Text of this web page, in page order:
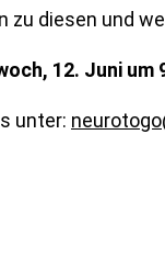
zu diesen und
12. Juni um
unter: